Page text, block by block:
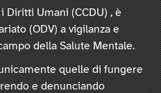
Umani (CCDU) , è
(ODV) a vigilanza e
della Salute Mentale.
quelle di fungere
e denunciando